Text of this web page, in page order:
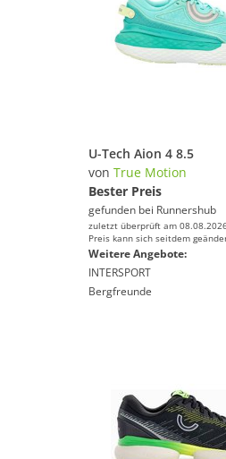
U-Tech Aion 4 8.5
von True Motion
Bester Preis
gefunden bei Runnershub
zuletzt überprüft am
Preis kann sich seitdem
Weitere Angebote:
INTERSPORT
Bergfreunde